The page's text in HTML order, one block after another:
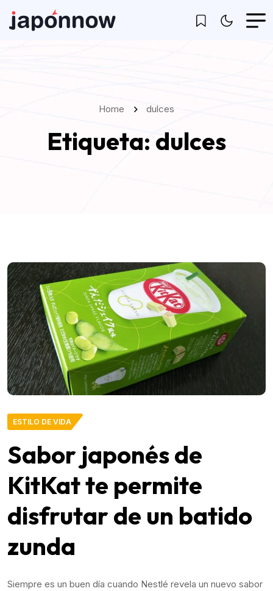
Home dulces
Etiqueta: dulces
ESTILO DE VIDA
Sabor japonés de
KitKat te permite
disfrutar de un batido
zunda
Siempre es un buen día cuando Nestlé revela un nuevo sabor